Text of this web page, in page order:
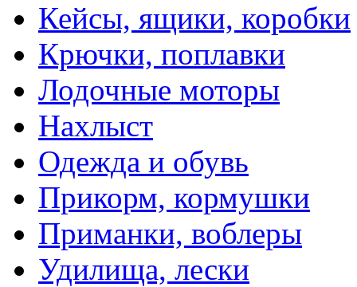
Кейсы, ящики, коробки
Крючки, поплавки
Лодочные моторы
Нахлыст
Одежда и обувь
Прикорм, кормушки
Приманки, воблеры
Удилища, лески